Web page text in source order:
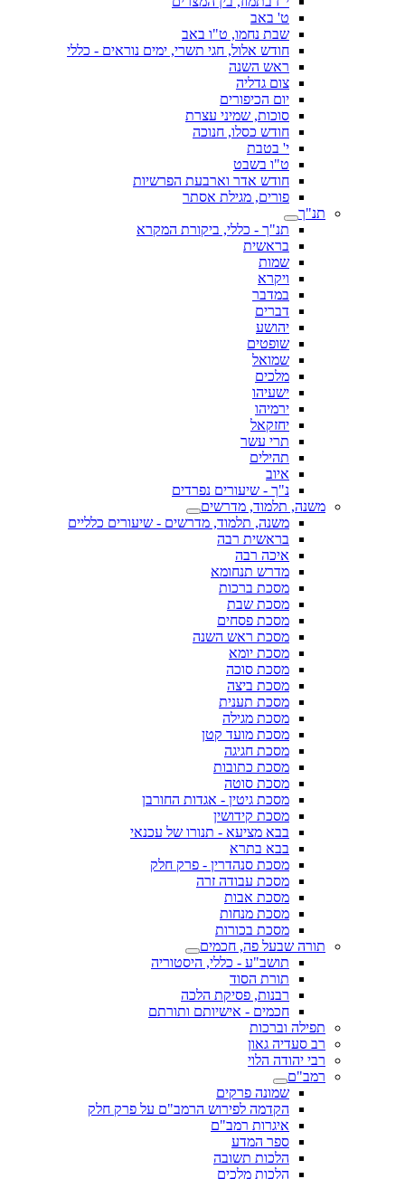
ט' באב
שבת נחמו, ט"ו באב
חודש אלול, חגי תשרי, ימים נוראים - כללי
ראש השנה
צום גדליה
יום הכיפורים
סוכות, שמיני עצרת
חודש כסלו, חנוכה
י' בטבת
ט"ו בשבט
חודש אדר וארבעת הפרשיות
פורים, מגילת אסתר
תנ"ך
תנ"ך - כללי, ביקורת המקרא
בראשית
שמות
ויקרא
במדבר
דברים
יהושע
שופטים
שמואל
מלכים
ישעיהו
ירמיהו
יחזקאל
תרי עשר
תהילים
איוב
נ"ך - שיעורים נפרדים
משנה, תלמוד, מדרשים
משנה, תלמוד, מדרשים - שיעורים כלליים
בראשית רבה
איכה רבה
מדרש תנחומא
מסכת ברכות
מסכת שבת
מסכת פסחים
מסכת ראש השנה
מסכת יומא
מסכת סוכה
מסכת ביצה
מסכת תענית
מסכת מגילה
מסכת מועד קטן
מסכת חגיגה
מסכת כתובות
מסכת סוטה
מסכת גיטין - אגדות החורבן
מסכת קידושין
בבא מציעא - תנורו של עכנאי
בבא בתרא
מסכת סנהדרין - פרק חלק
מסכת עבודה זרה
מסכת אבות
מסכת מנחות
מסכת בכורות
תורה שבעל פה, חכמים
תושב"ע - כללי, היסטוריה
תורת הסוד
רבנות, פסיקת הלכה
חכמים - אישיותם ותורתם
תפילה וברכות
רב סעדיה גאון
רבי יהודה הלוי
רמב"ם
שמונה פרקים
הקדמה לפירוש הרמב"ם על פרק חלק
איגרות רמב"ם
ספר המדע
הלכות תשובה
הלכות מלכים